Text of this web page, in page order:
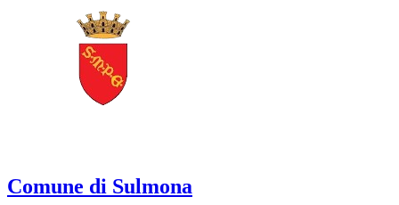
Comune di Sulmona